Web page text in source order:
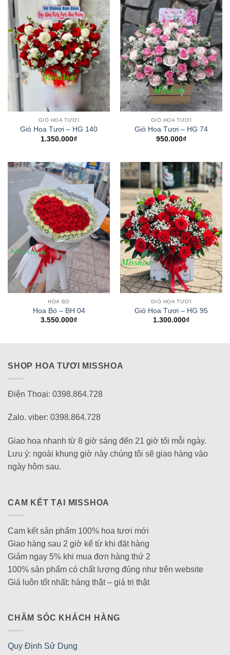
GIỎ HOA TƯƠI
Giỏ Hoa Tươi – HG 140
1.350.000₫
GIỎ HOA TƯƠI
Giỏ Hoa Tươi – HG 74
950.000₫
HOA BÓ
Hoa Bó – BH 04
3.550.000₫
GIỎ HOA TƯƠI
Giỏ Hoa Tươi – HG 95
1.300.000₫
SHOP HOA TƯƠI MISSHOA
Điện Thoại: 0398.864.728
Zalo. viber: 0398.864.728
Giao hoa nhanh từ 8 giờ sáng đến 21 giờ tối mỗi ngày.
Lưu ý: ngoài khung giờ này chúng tôi sẽ giao hàng vào
ngày hôm sau.
CAM KẾT TẠI MISSHOA
Cam kết sản phẩm 100% hoa tươi mới
Giao hàng sau 2 giờ kể từ khi đặt hàng
Giảm ngay 5% khi mua đơn hàng thứ 2
100% sản phẩm có chất lượng đúng như trên website
Giá luôn tốt nhất: hàng thật – giá trị thật
CHĂM SÓC KHÁCH HÀNG
Quy Định Sử Dụng